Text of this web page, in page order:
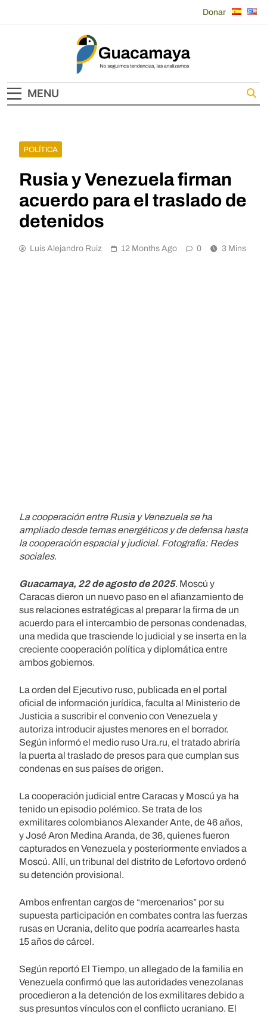
Donar
Guacamaya
MENU
POLÍTICA
Rusia y Venezuela firman
acuerdo para el traslado de
detenidos
Luis Alejandro Ruiz 12 Months Ago 0 3 Mins
La cooperación entre Rusia y Venezuela se ha
ampliado desde temas energéticos y de defensa hasta
la cooperación espacial y judicial. Fotografía: Redes
sociales.
Guacamaya, 22 de agosto de 2025. Moscú y
Caracas dieron un nuevo paso en el afianzamiento de
sus relaciones estratégicas al preparar la firma de un
acuerdo para el intercambio de personas condenadas,
una medida que trasciende lo judicial y se inserta en la
creciente cooperación política y diplomática entre
ambos gobiernos.
La orden del Ejecutivo ruso, publicada en el portal
oficial de información jurídica, faculta al Ministerio de
Justicia a suscribir el convenio con Venezuela y
autoriza introducir ajustes menores en el borrador.
Según informó el medio ruso Ura.ru, el tratado abriría
la puerta al traslado de presos para que cumplan sus
condenas en sus países de origen.
La cooperación judicial entre Caracas y Moscú ya ha
tenido un episodio polémico. Se trata de los
exmilitares colombianos Alexander Ante, de 46 años,
y José Aron Medina Aranda, de 36, quienes fueron
capturados en Venezuela y posteriormente enviados a
Moscú. Allí, un tribunal del distrito de Lefortovo ordenó
su detención provisional.
Ambos enfrentan cargos de “mercenarios” por su
supuesta participación en combates contra las fuerzas
rusas en Ucrania, delito que podría acarrearles hasta
15 años de cárcel.
Según reportó El Tiempo, un allegado de la familia en
Venezuela confirmó que las autoridades venezolanas
procedieron a la detención de los exmilitares debido a
sus presuntos vínculos con el conflicto ucraniano. El